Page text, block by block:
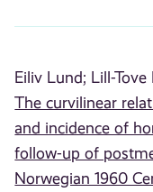
Eiliv Lund; Lill-
The curvilinear
and incidence of
follow-up of
Norwegian 1960